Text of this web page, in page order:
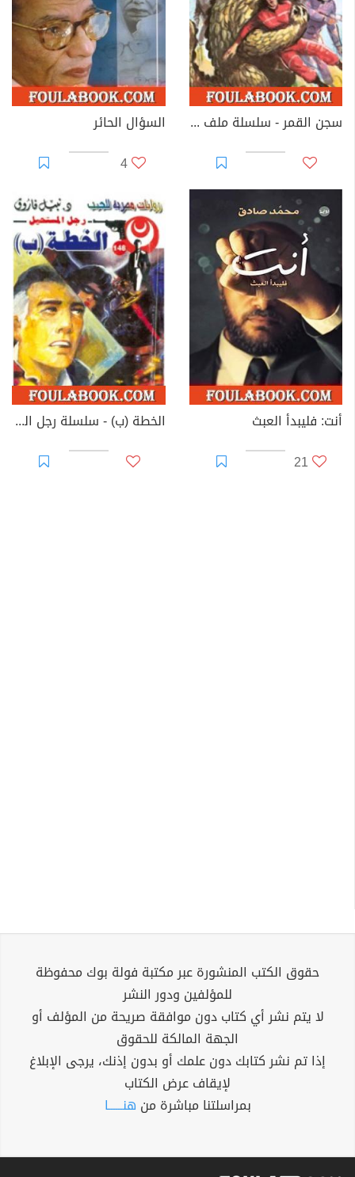
سجن القمر - سلسلة ملف المستقبل
السؤال الحائر
4
أنت: فليبدأ العبث
21
الخطة (ب) - سلسلة رجل المستحيل
حقوق الكتب المنشورة عبر مكتبة فولة بوك محفوظة
للمؤلفين ودور النشر
لا يتم نشر أي كتاب دون موافقة صريحة من المؤلف أو
الجهة المالكة للحقوق
إذا تم نشر كتابك دون علمك أو بدون إذنك، يرجى الإبلاغ
لإيقاف عرض الكتاب
بمراسلتنا مباشرة من هنــــــا